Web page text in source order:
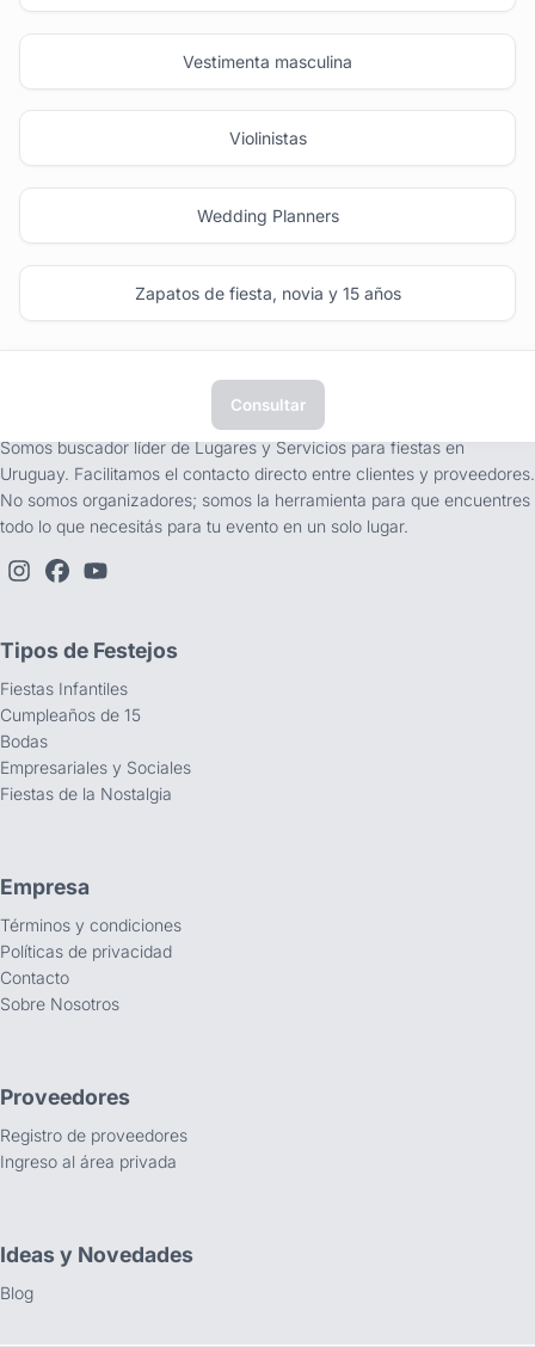
Vestimenta masculina
Violinistas
Wedding Planners
Zapatos de fiesta, novia y 15 años
Consultar
Somos buscador líder de Lugares y Servicios para fiestas en
Uruguay. Facilitamos el contacto directo entre clientes y proveedores.
No somos organizadores; somos la herramienta para que encuentres
todo lo que necesitás para tu evento en un solo lugar.
Tipos de Festejos
Fiestas Infantiles
Cumpleaños de 15
Bodas
Empresariales y Sociales
Fiestas de la Nostalgia
Empresa
Términos y condiciones
Políticas de privacidad
Contacto
Sobre Nosotros
Proveedores
Registro de proveedores
Ingreso al área privada
Ideas y Novedades
Blog